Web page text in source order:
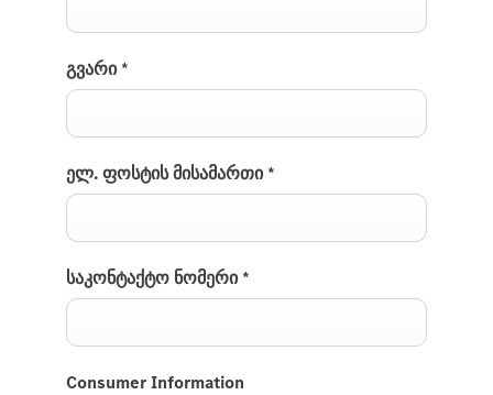
გვარი*
ელ. ფოსტის მისამართი*
საკონტაქტო ნომერი*
Consumer Information